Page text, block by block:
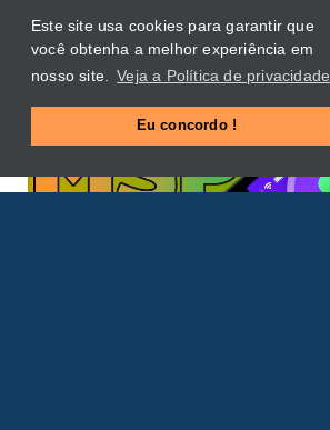
Este site usa cookies para garantir que
você obtenha a melhor experiência em
nosso site.
Veja a Política de privacidade
Eu concordo !